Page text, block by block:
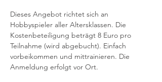
Dieses Angebot richtet sich an
Hobbyspieler aller Altersklassen. Die
Kostenbeteiligung beträgt 8 Euro pro
Teilnahme (wird abgebucht). Einfach
vorbeikommen und mittrainieren. Die
Anmeldung erfolgt vor Ort.